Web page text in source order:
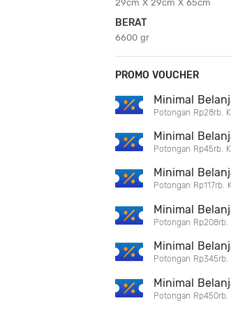
29cm X 29cm X 65cm
BERAT
6600 gr
PROMO VOUCHER
Minimal
Potongan Rp28rb.
Minimal
Potongan Rp45rb.
Minimal
Potongan Rp117rb.
Minimal
Potongan Rp208rb.
Minimal
Potongan Rp345rb.
Minimal
Potongan Rp450rb.